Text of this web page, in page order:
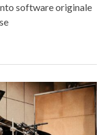
software originale